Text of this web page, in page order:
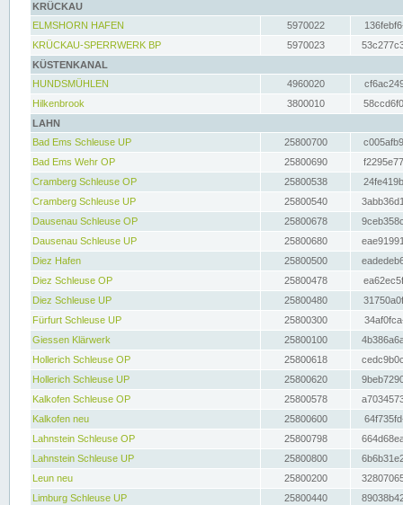
KRÜCKAU
ELMSHORN HAFEN
5970022
KRÜCKAU-SPERRWERK BP
5970023
KÜSTENKANAL
HUNDSMÜHLEN
4960020
Hilkenbrook
3800010
LAHN
Bad Ems Schleuse UP
25800700
Bad Ems Wehr OP
25800690
Cramberg Schleuse OP
25800538
Cramberg Schleuse UP
25800540
Dausenau Schleuse OP
25800678
Dausenau Schleuse UP
25800680
Diez Hafen
25800500
Diez Schleuse OP
25800478
Diez Schleuse UP
25800480
Fürfurt Schleuse UP
25800300
Giessen Klärwerk
25800100
Hollerich Schleuse OP
25800618
Hollerich Schleuse UP
25800620
Kalkofen Schleuse OP
25800578
Kalkofen neu
25800600
Lahnstein Schleuse OP
25800798
Lahnstein Schleuse UP
25800800
Leun neu
25800200
Limburg Schleuse UP
25800440